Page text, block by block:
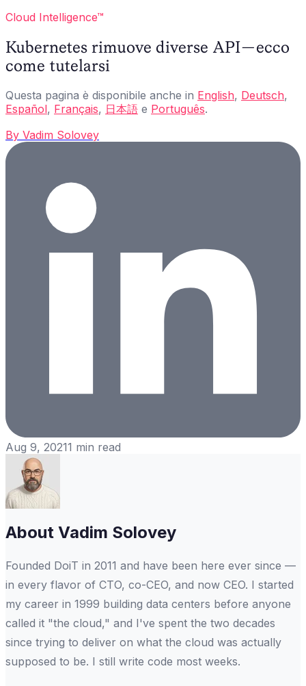
Cloud Intelligence™
Kubernetes rimuove diverse API — ecco
come tutelarsi
Questa pagina è disponibile anche in English, Deutsch,
Español, Français, 日本語 e Português.
By Vadim Solovey
Aug 9, 20211 min read
About Vadim Solovey
Founded DoiT in 2011 and have been here ever since —
in every flavor of CTO, co-CEO, and now CEO. I started
my career in 1999 building data centers before anyone
called it "the cloud," and I've spent the two decades
since trying to deliver on what the cloud was actually
supposed to be. I still write code most weeks.